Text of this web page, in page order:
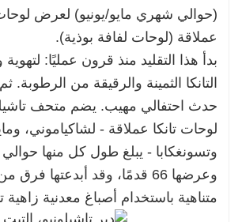
(حوالي شهري مايو/يونيو) لعرض
عملاقة (لوحات لفافة بوذية).
بدأ هذا التقليد منذ قرون عمليًا:
التانكا الثمينة والرقيقة من الرطوبة.
حدث احتفالي مهيب. يضم متحف
لوحات تانكا عملاقة - لشاكياموني،
وعرضها 66 قدمًا، وقد أبدعتها
متناهية باستخدام أصباغ معدنية زاهية